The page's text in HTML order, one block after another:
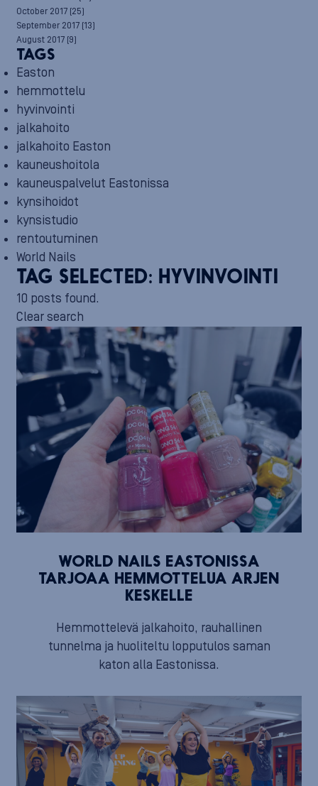
October 2017 (25)
September 2017 (13)
August 2017 (9)
TAGS
Easton
hemmottelu
hyvinvointi
jalkahoito
jalkahoito Easton
kauneushoitola
kauneuspalvelut Eastonissa
kynsihoidot
kynsistudio
rentoutuminen
World Nails
TAG SELECTED: HYVINVOINTI
10 posts found.
Clear search
WORLD NAILS EASTONISSA
TARJOAA HEMMOTTELUA ARJEN
KESKELLE
Hemmottelevä jalkahoito, rauhallinen
tunnelma ja huoliteltu lopputulos saman
katon alla Eastonissa.